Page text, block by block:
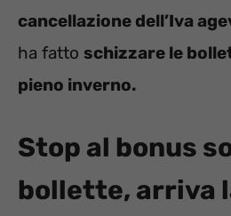
cancellazione dell’Iva
ha fatto schizzare le
pieno inverno.
Stop al bonus
bollette, arriva